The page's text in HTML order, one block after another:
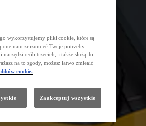
wykorzystujemy pliki cookie, które są
one nam zrozumieć Twoje potrzeby i
osób trzecich, a także służą do
na to zgody, możesz łatwo zmienić
cookie.
Zaakceptuj wszystkie